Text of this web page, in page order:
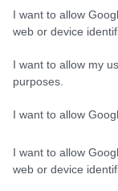
I want to allow
web or device
I want to allow my
purposes.
I want to allow
I want to allow
web or device